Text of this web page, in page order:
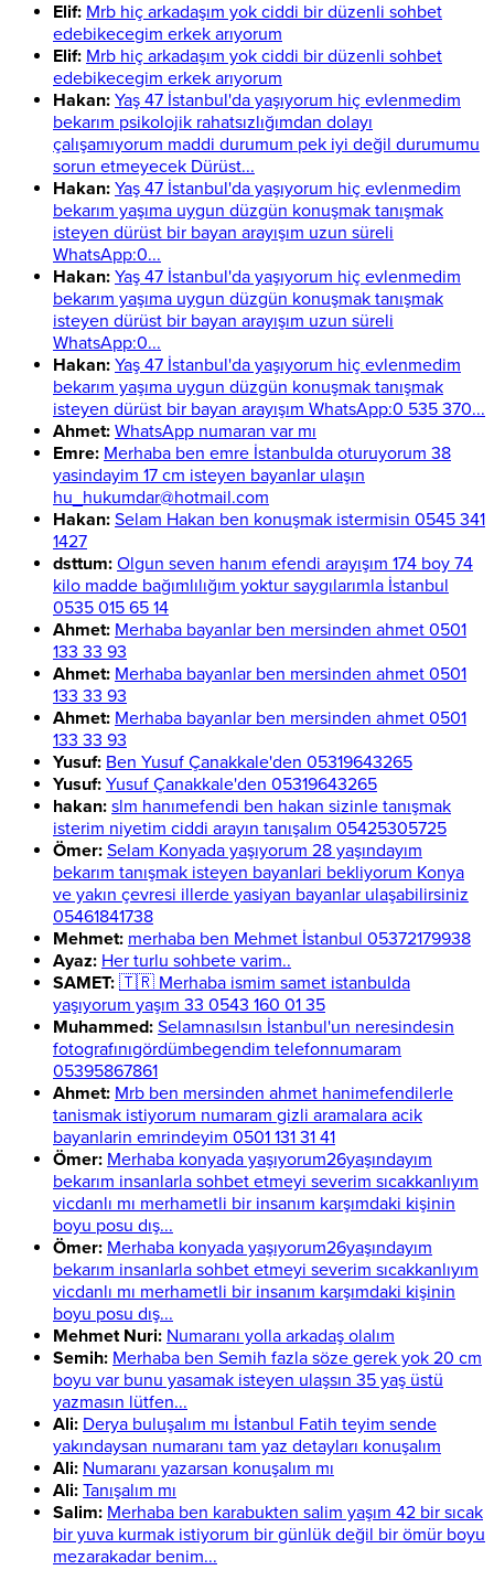
Elif: Mrb hiç arkadaşım yok ciddi bir düzenli sohbet
edebikecegim erkek arıyorum
Elif: Mrb hiç arkadaşım yok ciddi bir düzenli sohbet
edebikecegim erkek arıyorum
Hakan: Yaş 47 İstanbul'da yaşıyorum hiç evlenmedim
bekarım psikolojik rahatsızlığımdan dolayı
çalışamıyorum maddi durumum pek iyi değil durumumu
sorun etmeyecek Dürüst...
Hakan: Yaş 47 İstanbul'da yaşıyorum hiç evlenmedim
bekarım yaşıma uygun düzgün konuşmak tanışmak
isteyen dürüst bir bayan arayışım uzun süreli
WhatsApp:0...
Hakan: Yaş 47 İstanbul'da yaşıyorum hiç evlenmedim
bekarım yaşıma uygun düzgün konuşmak tanışmak
isteyen dürüst bir bayan arayışım uzun süreli
WhatsApp:0...
Hakan: Yaş 47 İstanbul'da yaşıyorum hiç evlenmedim
bekarım yaşıma uygun düzgün konuşmak tanışmak
isteyen dürüst bir bayan arayışım WhatsApp:0 535 370...
Ahmet: WhatsApp numaran var mı
Emre: Merhaba ben emre İstanbulda oturuyorum 38
yasindayim 17 cm isteyen bayanlar ulaşın
hu_hukumdar@hotmail.com
Hakan: Selam Hakan ben konuşmak istermisin 0545 341
1427
dsttum: Olgun seven hanım efendi arayışım 174 boy 74
kilo madde bağımlılığım yoktur saygılarımla İstanbul
0535 015 65 14
Ahmet: Merhaba bayanlar ben mersinden ahmet 0501
133 33 93
Ahmet: Merhaba bayanlar ben mersinden ahmet 0501
133 33 93
Ahmet: Merhaba bayanlar ben mersinden ahmet 0501
133 33 93
Yusuf: Ben Yusuf Çanakkale'den 05319643265
Yusuf: Yusuf Çanakkale'den 05319643265
hakan: slm hanımefendi ben hakan sizinle tanışmak
isterim niyetim ciddi arayın tanışalım 05425305725
Ömer: Selam Konyada yaşıyorum 28 yaşındayım
bekarım tanışmak isteyen bayanlari bekliyorum Konya
ve yakın çevresi illerde yasiyan bayanlar ulaşabilirsiniz
05461841738
Mehmet: merhaba ben Mehmet İstanbul 05372179938
Ayaz: Her turlu sohbete varim..
SAMET: 🇹🇷 Merhaba ismim samet istanbulda
yaşıyorum yaşım 33 0543 160 01 35
Muhammed: Selamnasılsın İstanbul'un neresindesin
fotografınıgördümbegendim telefonnumaram
05395867861
Ahmet: Mrb ben mersinden ahmet hanimefendilerle
tanismak istiyorum numaram gizli aramalara acik
bayanlarin emrindeyim 0501 131 31 41
Ömer: Merhaba konyada yaşıyorum26yaşındayım
bekarım insanlarla sohbet etmeyi severim sıcakkanlıyım
vicdanlı mı merhametli bir insanım karşımdaki kişinin
boyu posu dış...
Ömer: Merhaba konyada yaşıyorum26yaşındayım
bekarım insanlarla sohbet etmeyi severim sıcakkanlıyım
vicdanlı mı merhametli bir insanım karşımdaki kişinin
boyu posu dış...
Mehmet Nuri: Numaranı yolla arkadaş olalım
Semih: Merhaba ben Semih fazla söze gerek yok 20 cm
boyu var bunu yasamak isteyen ulaşsın 35 yaş üstü
yazmasın lütfen...
Ali: Derya buluşalım mı İstanbul Fatih teyim sende
yakındaysan numaranı tam yaz detayları konuşalım
Ali: Numaranı yazarsan konuşalım mı
Ali: Tanışalım mı
Salim: Merhaba ben karabukten salim yaşım 42 bir sıcak
bir yuva kurmak istiyorum bir günlük değil bir ömür boyu
mezarakadar benim...